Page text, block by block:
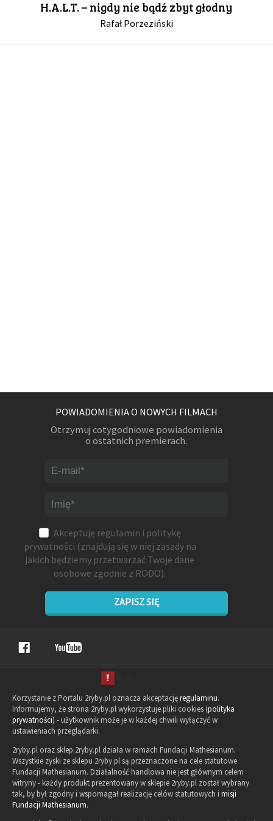
H.A.L.T. – nigdy nie bądź zbyt głodny
Rafał Porzeziński
POWIADOMIENIA O NOWYCH FILMACH
Otrzymuj cotygodniowe powiadomienia
o ostatnich premierach.
Akceptuję regulamin i politykę
prywatności (znajdują się w niej zasady na
jakich będziemy przetwarzać Twoje dane
osobowe zgodnie z RODO).
ZAPISZ SIĘ
Korzystanie z Portalu 2ryby.pl oznacza akceptacjęregulaminu.
Informujemy, że strona 2ryby.pl wykorzystuje pliki cookies (polityka
prywatności) - użytkownik może je w każdej chwili wyłączyć w
ustawieniach przeglądarki.
2ryby.pl oraz sklep.2ryby.pl działa w ramach Fundacji Mathesianum.
Wszystkie zyski ze sklepu 2ryby.pl są przeznaczone na cele statutowe
Fundacji Mathesianum. Działalność handlowa nie jest głównym celem
witryny - każdy produkt prezentowany w sklepie 2ryby.pl został wybrany
tak, by był zgodny i wspomagał realizację celów statutowych i misji
Fundacji Mathesianum.